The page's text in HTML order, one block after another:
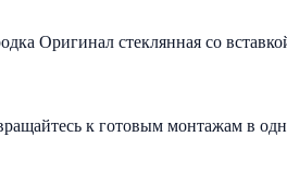
к готовым монтажам в